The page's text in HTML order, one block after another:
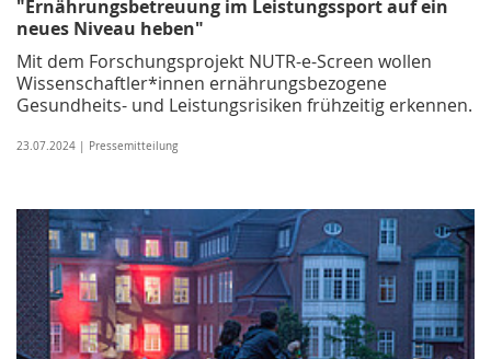
"Ernährungsbetreuung im Leistungssport auf ein
neues Niveau heben"
Mit dem Forschungsprojekt NUTR-e-Screen wollen
Wissenschaftler*innen ernährungsbezogene
Gesundheits- und Leistungsrisiken frühzeitig erkennen.
23.07.2024 | Pressemitteilung